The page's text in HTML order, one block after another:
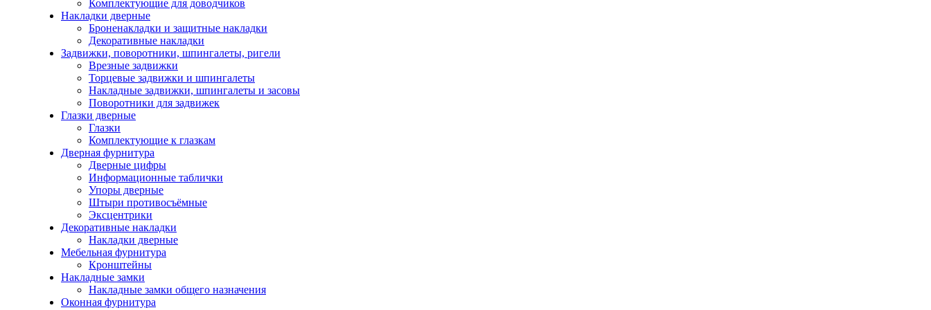
Комплектующие для доводчиков
Накладки дверные
Броненакладки и защитные накладки
Декоративные накладки
Задвижки, поворотники, шпингалеты, ригели
Врезные задвижки
Торцевые задвижки и шпингалеты
Накладные задвижки, шпингалеты и засовы
Поворотники для задвижек
Глазки дверные
Глазки
Комплектующие к глазкам
Дверная фурнитура
Дверные цифры
Информационные таблички
Упоры дверные
Штыри противосъёмные
Эксцентрики
Декоративные накладки
Накладки дверные
Мебельная фурнитура
Кронштейны
Накладные замки
Накладные замки общего назначения
Оконная фурнитура